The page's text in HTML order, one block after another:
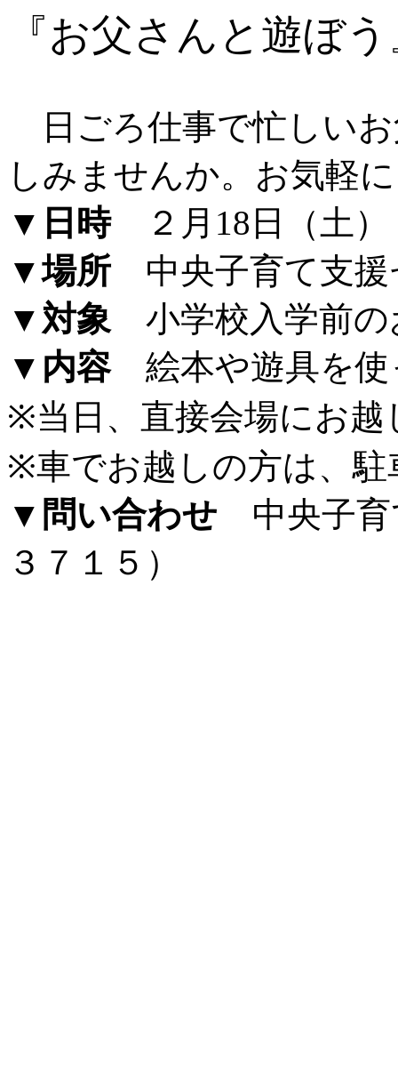
『お父さんと遊ぼ
日ごろ仕事で忙しい
しみませんか。お気軽
▼日時２月18日（土
▼場所 中央子育て支援
▼対象小学校入学前の
▼内容絵本や遊具を使
※当日、直接会場にお越
※車でお越しの方は、
▼問い合わせ 中央子育
３７１５）